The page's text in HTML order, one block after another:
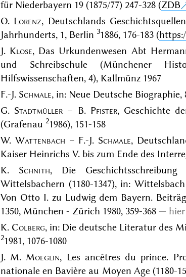
für Niederbayern 19 (1875/77) 247-328 (ZDB
O. Lorenz, Deutschlands
Jahrhunderts, 1, Berlin 31886, 176-183 (
J. Klose, Das Urkundenwesen Abt
und Schreibschule (Münchener
Hilfswissenschaften, 4), Kallmünz 1967
F.-J. Schmale, in: Neue Deutsche Biographie,
G. Stadtmüller – B. Pfister, Geschichte
(Grafenau 21986), 151-158
W. Wattenbach – F.-J. Schmale,
Kaiser Heinrichs V. bis zum Ende des
K. Schnith, Die
Wittelsbachern (1180-1347), in:
Von Otto I. zu Ludwig dem Bayern.
1350, München - Zürich 1980, 359-368
K. Colberg, in: Die deutsche Literatur des
21981, 1076-1080
J. M. Moeglin, Les ancêtres du prince.
nationale en Bavière au Moyen Age (1180-